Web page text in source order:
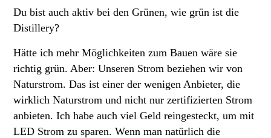
Du bist auch aktiv bei den Grünen, wie grün ist die
Distillery?
Hätte ich mehr Möglichkeiten zum Bauen wäre sie
richtig grün. Aber: Unseren Strom beziehen wir von
Naturstrom. Das ist einer der wenigen Anbieter, die
wirklich Naturstrom und nicht nur zertifizierten Strom
anbieten. Ich habe auch viel Geld reingesteckt, um mit
LED Strom zu sparen. Wenn man natürlich die